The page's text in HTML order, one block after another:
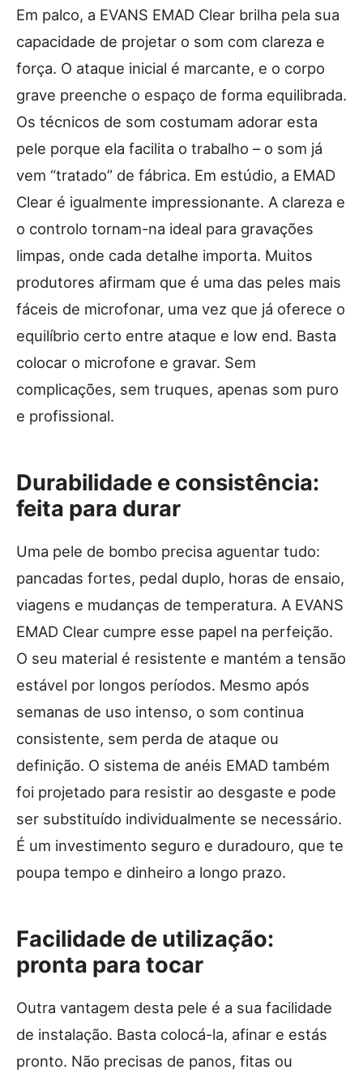
Em palco, a EVANS EMAD Clear brilha pela sua
capacidade de projetar o som com clareza e
força. O ataque inicial é marcante, e o corpo
grave preenche o espaço de forma equilibrada.
Os técnicos de som costumam adorar esta
pele porque ela facilita o trabalho – o som já
vem “tratado” de fábrica. Em estúdio, a EMAD
Clear é igualmente impressionante. A clareza e
o controlo tornam-na ideal para gravações
limpas, onde cada detalhe importa. Muitos
produtores afirmam que é uma das peles mais
fáceis de microfonar, uma vez que já oferece o
equilíbrio certo entre ataque e low end. Basta
colocar o microfone e gravar. Sem
complicações, sem truques, apenas som puro
e profissional.
Durabilidade e consistência:
feita para durar
Uma pele de bombo precisa aguentar tudo:
pancadas fortes, pedal duplo, horas de ensaio,
viagens e mudanças de temperatura. A EVANS
EMAD Clear cumpre esse papel na perfeição.
O seu material é resistente e mantém a tensão
estável por longos períodos. Mesmo após
semanas de uso intenso, o som continua
consistente, sem perda de ataque ou
definição. O sistema de anéis EMAD também
foi projetado para resistir ao desgaste e pode
ser substituído individualmente se necessário.
É um investimento seguro e duradouro, que te
poupa tempo e dinheiro a longo prazo.
Facilidade de utilização:
pronta para tocar
Outra vantagem desta pele é a sua facilidade
de instalação. Basta colocá-la, afinar e estás
pronto. Não precisas de panos, fitas ou